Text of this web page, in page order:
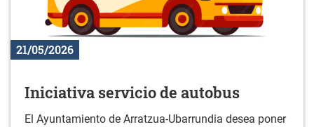
21/05/2026
Iniciativa servicio de autobus
El Ayuntamiento de Arratzua-Ubarrundia desea poner